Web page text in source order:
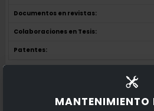
MANTENIMIENTO
Documentos en revistas:
Colaboraciones en Tesis:
Patentes:
No hay obras de
Documentos en revistas: